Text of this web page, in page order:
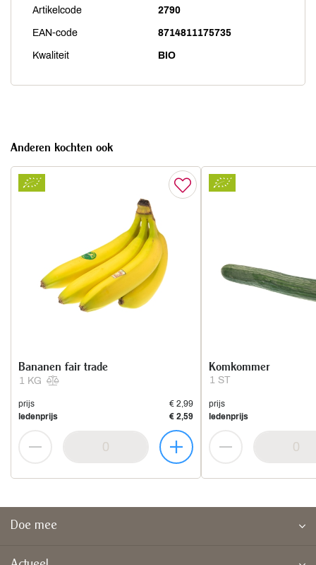
Artikelcode 2790
EAN-code 8714811175735
Kwaliteit BIO
Anderen kochten ook
1 KG
Bananen fair trade
prijs
€ 2,99
ledenprijs
€ 2,59
1 ST
Komkommer
prijs
ledenprijs
Doe mee